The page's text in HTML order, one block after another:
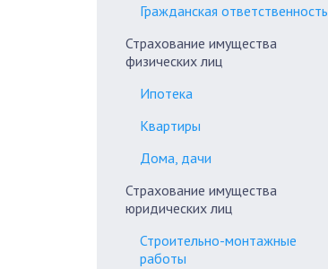
Гражданская ответственность
Страхование имущества
физических лиц
Ипотека
Квартиры
Дома, дачи
Страхование имущества
юридических лиц
Строительно-монтажные
работы